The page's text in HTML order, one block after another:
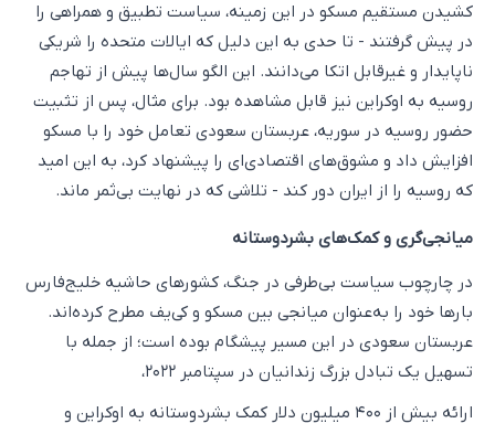
کشیدن مستقیم مسکو در این زمینه، سیاست تطبیق و همراهی را
در پیش گرفتند - تا حدی به این دلیل که ایالات متحده را شریکی
ناپایدار و غیرقابل اتکا می‌دانند. این الگو سال‌ها پیش از تهاجم
روسیه به اوکراین نیز قابل مشاهده بود. برای مثال، پس از تثبیت
حضور روسیه در سوریه، عربستان سعودی تعامل خود را با مسکو
افزایش داد و مشوق‌های اقتصادی‌ای را پیشنهاد کرد، به این امید
که روسیه را از ایران دور کند - تلاشی که در نهایت بی‌ثمر ماند.
میانجی‌گری و کمک‌های بشردوستانه
در چارچوب سیاست بی‌طرفی در جنگ، کشورهای حاشیه خلیج‌فارس
بارها خود را به‌عنوان میانجی بین مسکو و کی‌یف مطرح کرده‌اند.
عربستان سعودی در این مسیر پیشگام بوده است؛ از جمله با
تسهیل یک تبادل بزرگ زندانیان در سپتامبر ۲۰۲۲،
ارائه بیش از ۴۰۰ میلیون دلار کمک بشردوستانه به اوکراین و